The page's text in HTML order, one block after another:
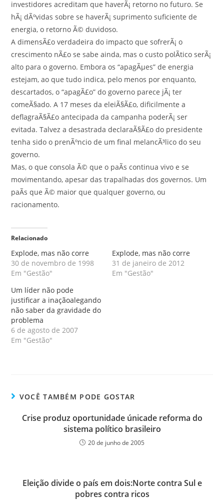
investidores acreditam que haverÃ¡ retorno no futuro. Se
hÃ¡ dÃºvidas sobre se haverÃ¡ suprimento suficiente de
energia, o retorno Ã© duvidoso.
A dimensÃ£o verdadeira do impacto que sofrerÃ¡ o
crescimento nÃ£o se sabe ainda, mas o custo polÃ­tico serÃ¡
alto para o governo. Embora os “apagÃµes” de energia
estejam, ao que tudo indica, pelo menos por enquanto,
descartados, o “apagÃ£o” do governo parece jÃ¡ ter
comeÃ§ado. A 17 meses da eleiÃ§Ã£o, dificilmente a
deflagraÃ§Ã£o antecipada da campanha poderÃ¡ ser
evitada. Talvez a desastrada declaraÃ§Ã£o do presidente
tenha sido o prenÃºncio de um final melancÃ³lico do seu
governo.
Mas, o que consola Ã© que o paÃ­s continua vivo e se
movimentando, apesar das trapalhadas dos governos. Um
paÃ­s que Ã© maior que qualquer governo, ou
racionamento.
Relacionado
Explode, mas não corre
30 de novembro de 1998
Em "Gestão"
Explode, mas não corre
31 de janeiro de 2012
Em "Gestão"
Um líder não pode
justificar a inaçãoalegando
não saber da gravidade do
problema
6 de agosto de 2007
Em "Gestão"
VOCÊ TAMBÉM PODE GOSTAR
Crise produz oportunidade únicade reforma do
sistema político brasileiro
20 de junho de 2005
Eleição divide o país em dois:Norte contra Sul e
pobres contra ricos